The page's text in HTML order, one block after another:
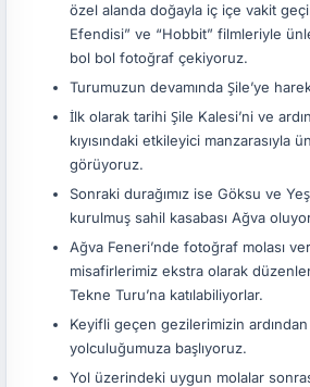
özel alanda doğayla iç içe vakit
Efendisi” ve “Hobbit” filmleriyle
bol bol fotoğraf çekiyoruz.
Turumuzun devamında Şile’ye
İlk olarak tarihi Şile Kalesi’ni ve
kıyısındaki etkileyici manzarasıyla
görüyoruz.
Sonraki durağımız ise Göksu ve
kurulmuş sahil kasabası Ağva
Ağva Feneri’nde fotoğraf molası
misafirlerimiz ekstra olarak
Tekne Turu’na katılabiliyorlar.
Keyifli geçen gezilerimizin ardından
yolculuğumuza başlıyoruz.
Yol üzerindeki uygun molalar